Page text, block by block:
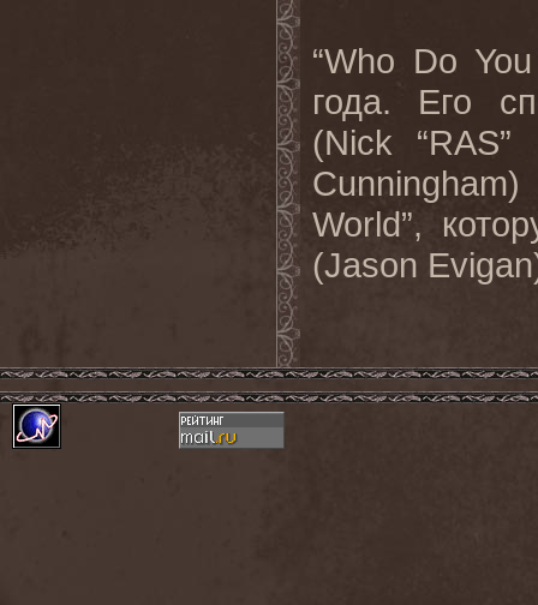
“Who Do
года. Его
(Nick
World”,
(Jason